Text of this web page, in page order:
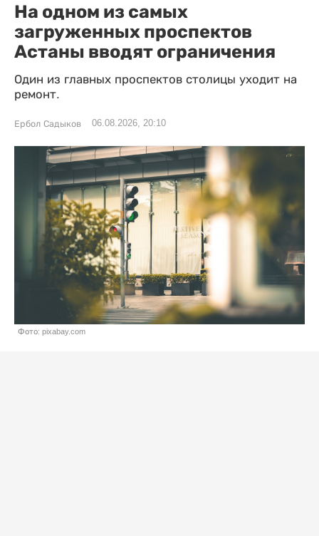
На одном из самых
загруженных проспектов
Астаны вводят ограничения
Один из главных проспектов столицы уходит на
ремонт.
Ербол Садыков 06.08.2026, 20:10
Фото: pixabay.com